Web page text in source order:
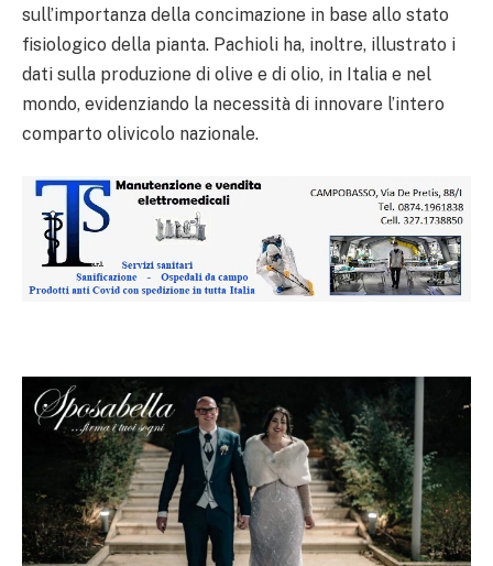
sull’importanza della concimazione in base allo stato
fisiologico della pianta. Pachioli ha, inoltre, illustrato i
dati sulla produzione di olive e di olio, in Italia e nel
mondo, evidenziando la necessità di innovare l’intero
comparto olivicolo nazionale.